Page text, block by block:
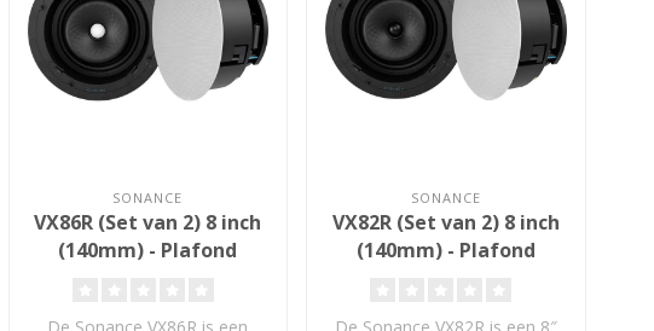
SONANCE
VX86R (Set van 2) 8 inch
(140mm) - Plafond
SONANCE
VX82R (Set van 2) 8 inch
(140mm) - Plafond